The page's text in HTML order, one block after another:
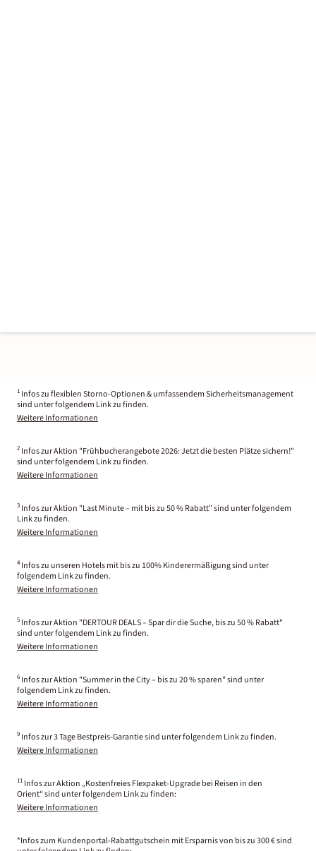
1 Infos zu flexiblen Storno-Optionen & umfassendem Sicherheitsmanagement
sind unter folgendem Link zu finden.
Weitere Informationen
2 Infos zur Aktion "Frühbucherangebote 2026: Jetzt die besten Plätze sichern!"
sind unter folgendem Link zu finden.
Weitere Informationen
3 Infos zur Aktion "Last Minute – mit bis zu 50 % Rabatt" sind unter folgendem
Link zu finden.
Weitere Informationen
4 Infos zu unseren Hotels mit bis zu 100% Kinderermäßigung sind unter
folgendem Link zu finden.
Weitere Informationen
5 Infos zur Aktion "DERTOUR DEALS – Spar dir die Suche, bis zu 50 % Rabatt"
sind unter folgendem Link zu finden.
Weitere Informationen
6 Infos zur Aktion "Summer in the City – bis zu 20 % sparen" sind unter
folgendem Link zu finden.
Weitere Informationen
9 Infos zur 3 Tage Bestpreis-Garantie sind unter folgendem Link zu finden.
Weitere Informationen
11 Infos zur Aktion „Kostenfreies Flexpaket-Upgrade bei Reisen in den
Orient“ sind unter folgendem Link zu finden:
Weitere Informationen
*Infos zum Kundenportal-Rabattgutschein mit Ersparnis von bis zu 300 € sind